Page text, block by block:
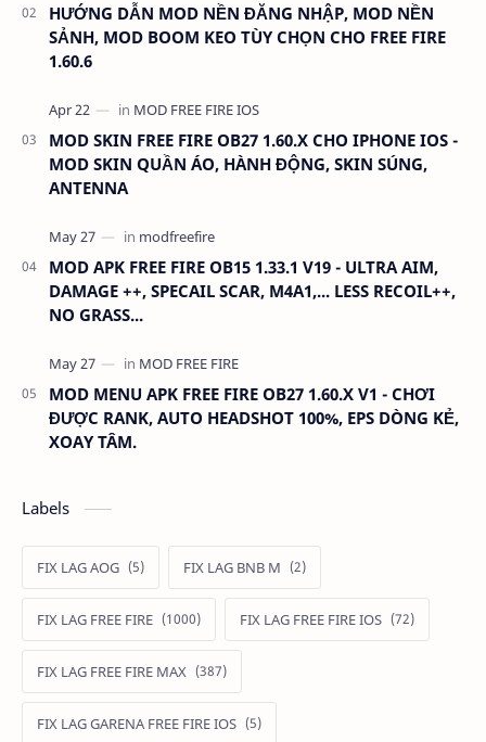
HƯỚNG DẪN MOD NỀN ĐĂNG NHẬP, MOD NỀN
SẢNH, MOD BOOM KEO TÙY CHỌN CHO FREE FIRE
1.60.6
MOD SKIN FREE FIRE OB27 1.60.X CHO IPHONE IOS -
MOD SKIN QUẦN ÁO, HÀNH ĐỘNG, SKIN SÚNG,
ANTENNA
MOD APK FREE FIRE OB15 1.33.1 V19 - ULTRA AIM,
DAMAGE ++, SPECAIL SCAR, M4A1,... LESS RECOIL++,
NO GRASS...
MOD MENU APK FREE FIRE OB27 1.60.X V1 - CHƠI
ĐƯỢC RANK, AUTO HEADSHOT 100%, EPS DÒNG KẺ,
XOAY TÂM.
Labels
FIX LAG AOG FIX LAG BNB M
FIX LAG FREE FIRE FIX LAG FREE FIRE IOS
FIX LAG FREE FIRE MAX
FIX LAG GARENA FREE FIRE IOS